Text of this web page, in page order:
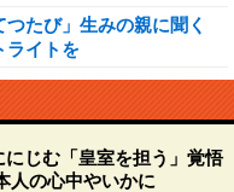
つたび」生みの親に聞く
ライトを
じむ「皇室を担う」覚悟
人の心中やいかに